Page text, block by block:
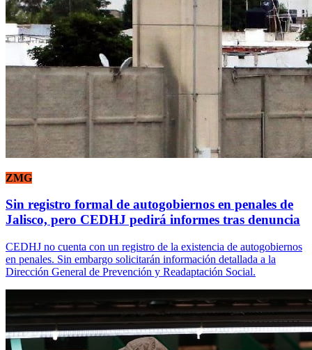
ZMG
Sin registro formal de autogobiernos en penales de
Jalisco, pero CEDHJ pedirá informes tras denuncia
CEDHJ no cuenta con un registro de la existencia de autogobiernos
en penales. Sin embargo solicitarán información detallada a la
Dirección General de Prevención y Readaptación Social.